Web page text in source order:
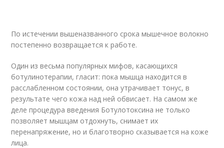
По истечении вышеназванного срока мышечное волокно
постепенно возвращается к работе.
Один из весьма популярных мифов, касающихся
ботулинотерапии, гласит: пока мышца находится в
расслабленном состоянии, она утрачивает тонус, в
результате чего кожа над ней обвисает. На самом же
деле процедура введения Ботулотоксина не только
позволяет мышцам отдохнуть, снимает их
перенапряжение, но и благотворно сказывается на коже
лица.